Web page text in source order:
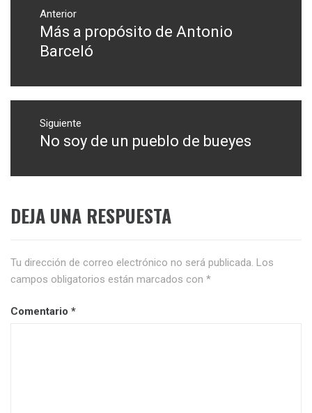
Navegación
entradas
Anterior
Entrada
anterior:
Más a propósito de Antonio
Barceló
Siguiente
Entrada
No soy de un pueblo de bueyes
DEJA UNA RESPUESTA
Tu dirección de correo electrónico no será publicada. Los
campos obligatorios están marcados con *
Comentario *